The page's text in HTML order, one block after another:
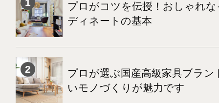
プロがコツを伝授！おしゃれ
ディネートの基本
プロが選ぶ国産高級家具ブラン
いモノづくりが魅力です